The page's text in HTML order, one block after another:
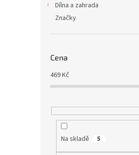
Dílna a zahrada
Značky
Cena
469Kč
Na skladě 5